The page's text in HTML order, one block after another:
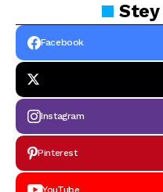
Stey
Facebook
Instagram
Pinterest
YouTube